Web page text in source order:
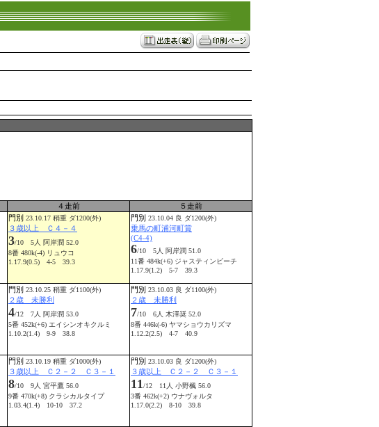
４走前 ５走前
門別 23.10.17 稍重 ダ1200(外)
３歳以上 Ｃ４－４
3/10 5人 阿岸潤 52.0
8番 480k(-4) リュウコ
1.17.9(0.5) 4-5 39.3
門別 23.10.04 良 ダ1200(外)
乗馬の町浦河町賞
(C4-4)
6/10 5人 阿岸潤 51.0
11番 484k(+6) ジャスティンビーチ
1.17.9(1.2) 5-7 39.3
門別 23.10.25 稍重 ダ1100(外)
２歳 未勝利
4/12 7人 阿岸潤 53.0
5番 452k(+6) エイシンオキクルミ
1.10.2(1.4) 9-9 38.8
門別 23.10.03 良 ダ1100(外)
２歳 未勝利
7/10 6人 木澤奨 52.0
8番 446k(-6) ヤマショウカリズマ
1.12.2(2.5) 4-7 40.9
門別 23.10.19 稍重 ダ1000(外)
３歳以上 Ｃ２－２ Ｃ３－１
8/10 9人 宮平鷹 56.0
9番 470k(+8) クラシカルタイプ
1.03.4(1.4) 10-10 37.2
門別 23.10.03 良 ダ1200(外)
３歳以上 Ｃ２－２ Ｃ３－１
11/12 11人 小野楓 56.0
3番 462k(+2) ウナヴォルタ
1.17.0(2.2) 8-10 39.8